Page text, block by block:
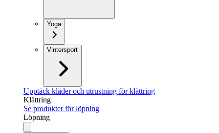
Yoga
Vintersport
Upptäck kläder och utrustning för klättring
Klättring
Se produkter för löpning
Löpning